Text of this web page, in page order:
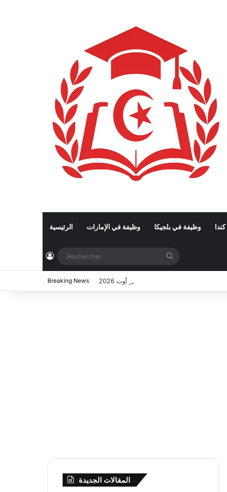
الرئيسية وظيفة في الإمارات وظيفة في بلجيكا
Connexion
Breaking News في تونس المفتوحة حاليا : شهر أوت 2026
المقالات الجديدة